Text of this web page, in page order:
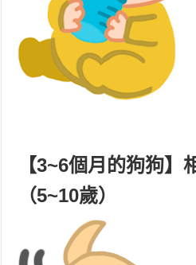
【3~6個月 的狗狗】
（5~10歲）